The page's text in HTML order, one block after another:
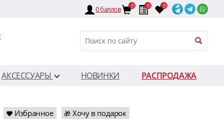
0баллов 0 0 0
АКСЕССУАРЫ НОВИНКИ РАСПРОДАЖА
Избранное 🎁 Хочу в подарок